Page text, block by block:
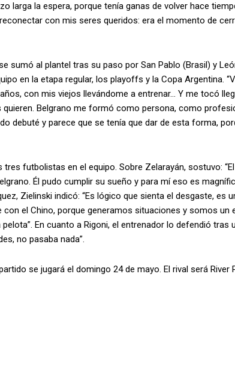
larga la espera, porque tenía ganas de volver hace
con mis seres queridos: era el momento de
sumó al plantel tras su paso por San Pablo (Brasil) y
en la etapa regular, los playoffs y la Copa Argentina.
con mis viejos llevándome a entrenar… Y me tocó
Belgrano me formó como persona, como
debuté y parece que se tenía que dar de esta forma,
futbolistas en el equipo. Sobre Zelarayán, sostuvo:
Él pudo cumplir su sueño y para mí eso es
Zielinski indicó: “Es lógico que sienta el desgaste, es
el Chino, porque generamos situaciones y somos un
En cuanto a Rigoni, el entrenador lo defendió tras
no pasaba nada”.
se jugará el domingo 24 de mayo. El rival será River